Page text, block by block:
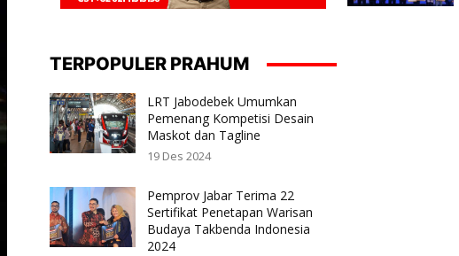
TERPOPULER PRAHUM
LRT Jabodebek Umumkan
Pemenang Kompetisi Desain
Maskot dan Tagline
19 Des 2024
Pemprov Jabar Terima 22
Sertifikat Penetapan Warisan
Budaya Takbenda Indonesia
2024